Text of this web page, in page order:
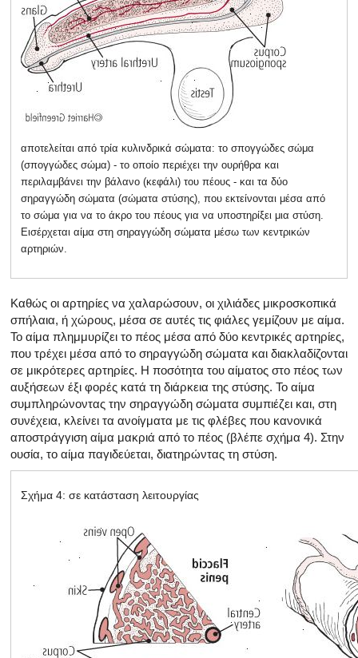
αποτελείται από τρία κυλινδρικά σώματα: το σπογγώδες σώμα
(σπογγώδες σώμα) - το οποίο περιέχει την ουρήθρα και
περιλαμβάνει την βάλανο (κεφάλι) του πέους - και τα δύο
σηραγγώδη σώματα (σώματα στύσης), που εκτείνονται μέσα από
το σώμα για να το άκρο του πέους για να υποστηρίξει μια στύση.
Εισέρχεται αίμα στη σηραγγώδη σώματα μέσω των κεντρικών
αρτηριών.
Καθώς οι αρτηρίες να χαλαρώσουν, οι χιλιάδες μικροσκοπικά
σπήλαια, ή χώρους, μέσα σε αυτές τις φιάλες γεμίζουν με αίμα.
Το αίμα πλημμυρίζει το πέος μέσα από δύο κεντρικές αρτηρίες,
που τρέχει μέσα από το σηραγγώδη σώματα και διακλαδίζονται
σε μικρότερες αρτηρίες. Η ποσότητα του αίματος στο πέος των
αυξήσεων έξι φορές κατά τη διάρκεια της στύσης. Το αίμα
συμπληρώνοντας την σηραγγώδη σώματα συμπιέζει και, στη
συνέχεια, κλείνει τα ανοίγματα με τις φλέβες που κανονικά
αποστράγγιση αίμα μακριά από το πέος (βλέπε σχήμα 4). Στην
ουσία, το αίμα παγιδεύεται, διατηρώντας τη στύση.
Σχήμα 4: σε κατάσταση λειτουργίας